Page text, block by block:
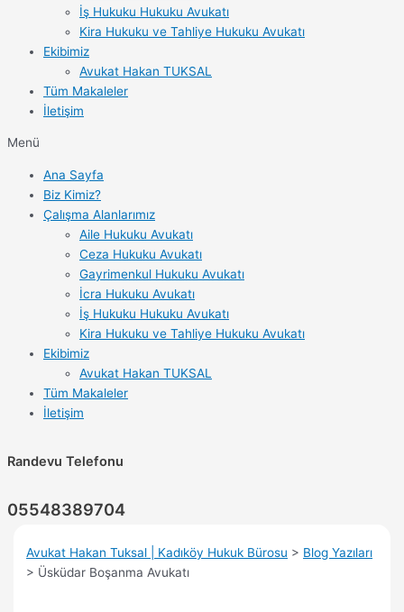
İş Hukuku Hukuku Avukatı
Kira Hukuku ve Tahliye Hukuku Avukatı
Ekibimiz
Avukat Hakan TUKSAL
Tüm Makaleler
İletişim
Menü
Ana Sayfa
Biz Kimiz?
Çalışma Alanlarımız
Aile Hukuku Avukatı
Ceza Hukuku Avukatı
Gayrimenkul Hukuku Avukatı
İcra Hukuku Avukatı
İş Hukuku Hukuku Avukatı
Kira Hukuku ve Tahliye Hukuku Avukatı
Ekibimiz
Avukat Hakan TUKSAL
Tüm Makaleler
İletişim
Randevu Telefonu
05548389704
Avukat Hakan Tuksal | Kadıköy Hukuk Bürosu > Blog Yazıları
> Üsküdar Boşanma Avukatı